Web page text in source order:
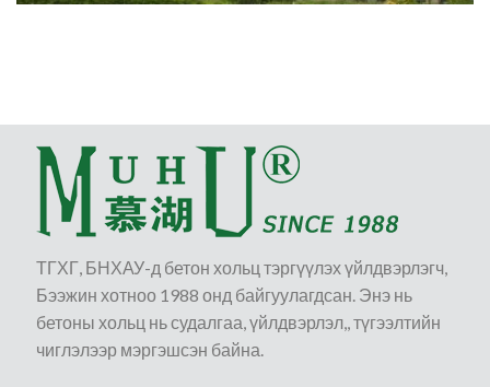
ТГХГ, БНХАУ-д бетон хольц тэргүүлэх үйлдвэрлэгч,
Бээжин хотноо 1988 онд байгуулагдсан. Энэ нь
бетоны хольц нь судалгаа, үйлдвэрлэл,, түгээлтийн
чиглэлээр мэргэшсэн байна.